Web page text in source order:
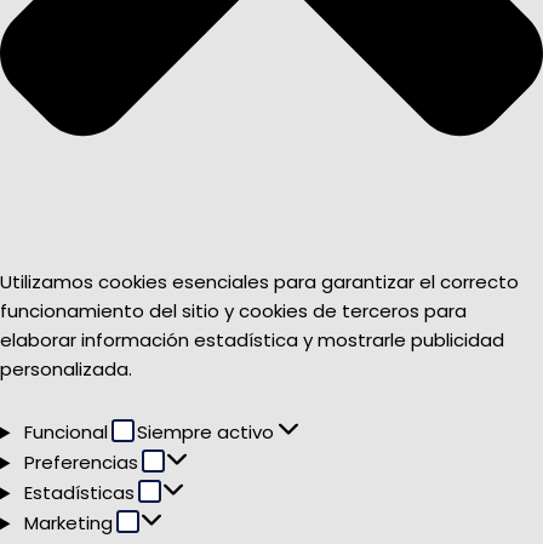
Utilizamos cookies esenciales para garantizar el correcto
funcionamiento del sitio y cookies de terceros para
elaborar información estadística y mostrarle publicidad
personalizada.
Funcional Funcional
Siempre activo
Preferencias
Preferencias
Estadísticas Estadísticas
Marketing Marketing